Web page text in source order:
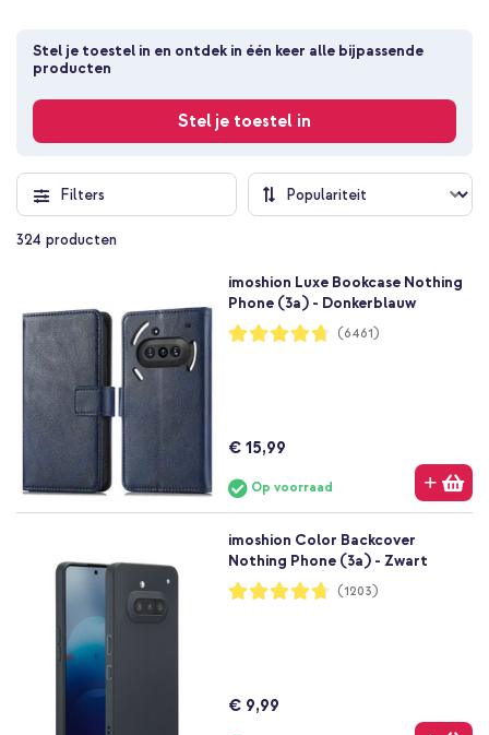
Stel je toestel in en ontdek in één keer alle bijpassende
producten
Stel je toestel in
Filters
324 producten
imoshion Luxe Bookcase Nothing
Phone (3a) - Donkerblauw
Waardering:
94%
(6461)
€ 15,99
Op voorraad
imoshion Color Backcover
Nothing Phone (3a) - Zwart
Waardering:
94%
(1203)
€ 9,99